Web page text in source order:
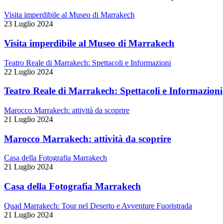
Visita imperdibile al Museo di Marrakech
23 Luglio 2024
Visita imperdibile al Museo di Marrakech
Teatro Reale di Marrakech: Spettacoli e Informazioni
22 Luglio 2024
Teatro Reale di Marrakech: Spettacoli e Informazioni
Marocco Marrakech: attività da scoprire
21 Luglio 2024
Marocco Marrakech: attività da scoprire
Casa della Fotografia Marrakech
21 Luglio 2024
Casa della Fotografia Marrakech
Quad Marrakech: Tour nel Deserto e Avventure Fuoristrada
21 Luglio 2024